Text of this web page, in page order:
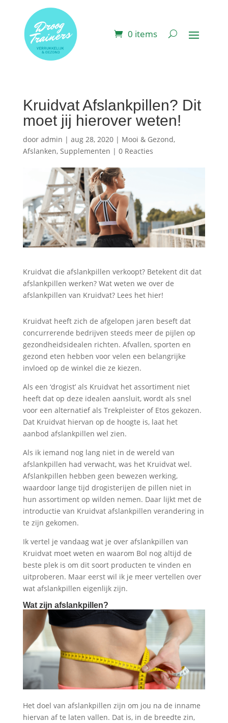
0 items
Kruidvat Afslankpillen? Dit
moet jij hierover weten!
door admin | aug 28, 2020| Mooi & Gezond,
Afslanken, Supplementen | 0 Reacties
Kruidvat die afslankpillen verkoopt? Betekent dit dat
afslankpillen werken? Wat weten we over de
afslankpillen van Kruidvat? Lees het hier!
Kruidvat heeft zich de afgelopen jaren beseft dat
concurrerende bedrijven steeds meer de pijlen op
gezondheidsidealen richten. Afvallen, sporten en
gezond eten hebben voor velen een belangrijke
invloed op de winkel die ze kiezen.
Als een ‘drogist’ als Kruidvat het assortiment niet
heeft dat op deze idealen aansluit, wordt als snel
voor een alternatief als Trekpleister of Etos gekozen.
Dat Kruidvat hiervan op de hoogte is, laat het
aanbod afslankpillen wel zien.
Als ik iemand nog lang niet in de wereld van
afslankpillen had verwacht, was het Kruidvat wel.
Afslankpillen hebben geen bewezen werking,
waardoor lange tijd drogisterijen de pillen niet in
hun assortiment op wilden nemen. Daar lijkt met de
introductie van Kruidvat afslankpillen verandering in
te zijn gekomen.
Ik vertel je vandaag wat je over afslankpillen van
Kruidvat moet weten en waarom Bol nog altijd de
beste plek is om dit soort producten te vinden en
uitproberen. Maar eerst wil ik je meer vertellen over
wat afslankpillen eigenlijk zijn.
Wat zijn afslankpillen?
Het doel van afslankpillen zijn om jou na de inname
hiervan af te laten vallen. Dat is, in de breedte zin,